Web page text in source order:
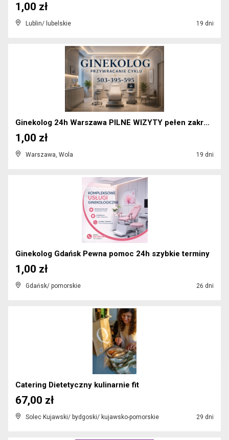
Lublin/ lubelskie 19 dni
1,00 zł
Ginekolog 24h Warszawa PILNE WIZYTY pełen zakres u...
Warszawa, Wola 19 dni
1,00 zł
Ginekolog Gdańsk Pewna pomoc 24h szybkie terminy
Gdańsk/ pomorskie 26 dni
1,00 zł
Catering Dietetyczny kulinarnie fit
Solec Kujawski/ bydgoski/ kujawsko-pomorskie 29 dni
67,00 zł